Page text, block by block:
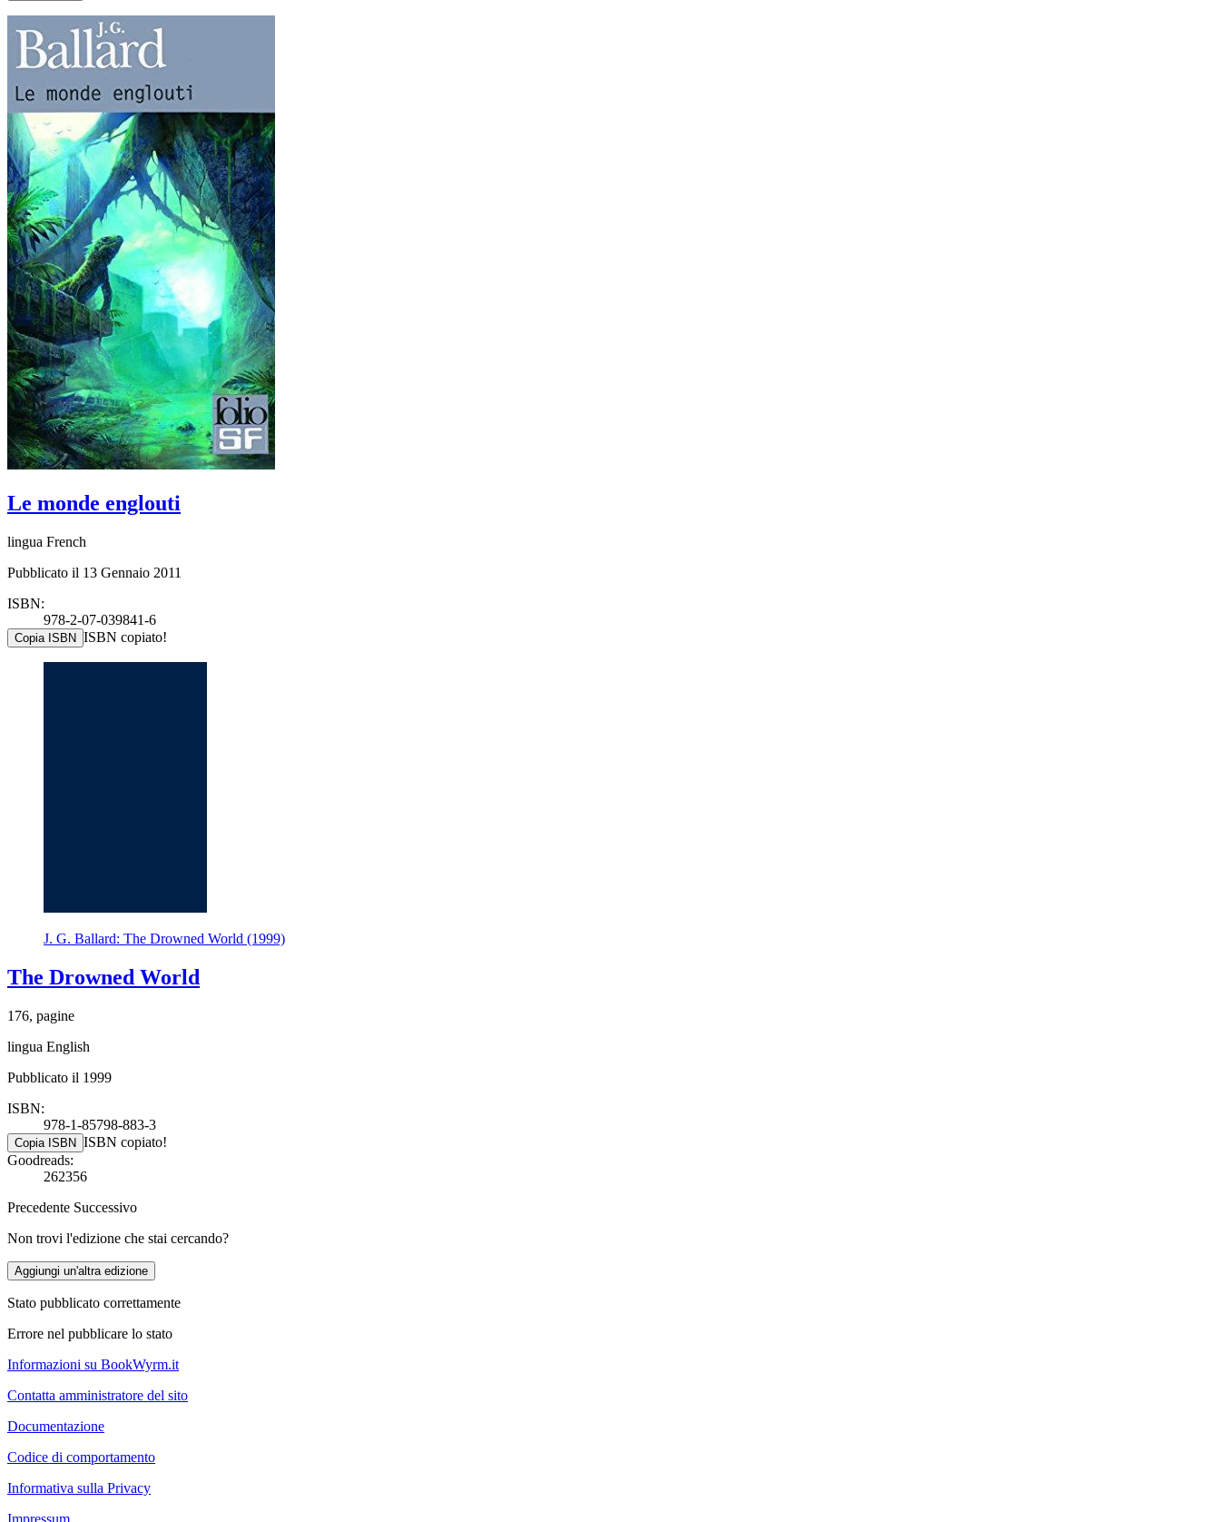
Le monde englouti
lingua French
Pubblicato il 13 Gennaio 2011
ISBN:
978-2-07-039841-6
Copia ISBN ISBN copiato!
J. G. Ballard: The Drowned World (1999)
The Drowned World
176, pagine
lingua English
Pubblicato il 1999
ISBN:
978-1-85798-883-3
Copia ISBN ISBN copiato!
Goodreads:
262356
Precedente Successivo
Non trovi l'edizione che stai cercando?
Aggiungi un'altra edizione
Stato pubblicato correttamente
Errore nel pubblicare lo stato
Informazioni su BookWyrm.it
Contatta amministratore del sito
Documentazione
Codice di comportamento
Informativa sulla Privacy
Impressum